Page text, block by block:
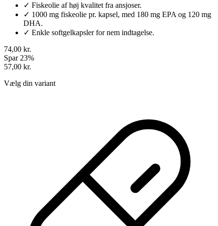
✓ Fiskeolie af høj kvalitet fra ansjoser.
✓ 1000 mg fiskeolie pr. kapsel, med 180 mg EPA og 120 mg
DHA.
✓ Enkle softgelkapsler for nem indtagelse.
74,00 kr.
Spar 23%
57,00 kr.
Vælg din variant